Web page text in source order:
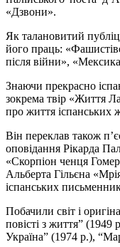
«Дзвони».
Як талановитий
його праць:
після війни»,
Знаючи прекрасно
зокрема твір «Життя
про життя іспанських
Він переклав також
оповідання Рікарда
«Скорпіон ченця
Альберта Гільєна
іспанських
Побачили світ і
повісті з життя” (1949
Україна” (1974 р.),